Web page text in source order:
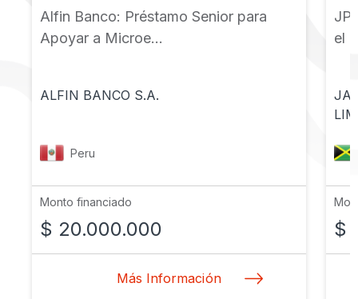
Alfin Banco: Préstamo Senior para
Apoyar a Microe...
ALFIN BANCO S.A.
Peru
Monto financiado
$ 20.000.000
Más Información
el
$